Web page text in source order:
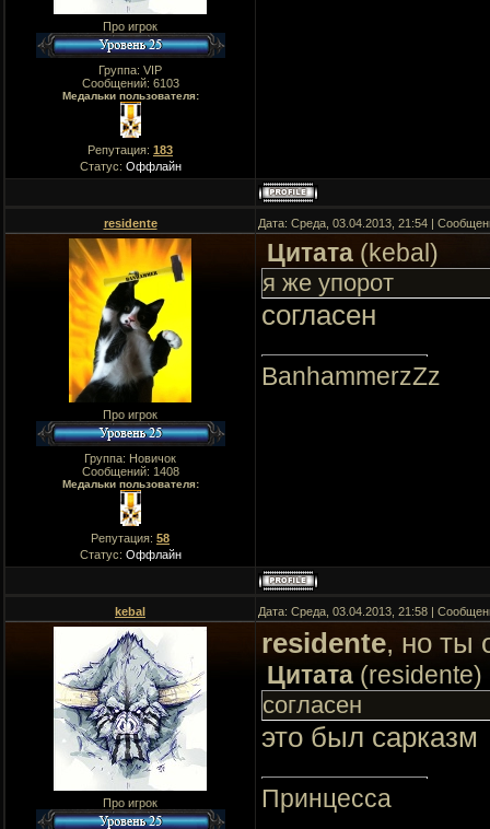
Про игрок
Группа: VIP
Сообщений: 6103
Медальки пользователя:
Репутация: 183
Статус: Оффлайн
residente Дата: Среда, 03.04.2013, 21:54 |
Про игрок
Группа: Новичок
Сообщений: 1408
Медальки пользователя:
Репутация: 58
Статус: Оффлайн
Цитата (kebal)
я же упорот
согласен
BanhammerzZz
kebal Дата: Среда, 03.04.2013, 21:58 |
Про игрок
residente, но ты
Цитата (residente)
согласен
это был сарказм
Принцесса